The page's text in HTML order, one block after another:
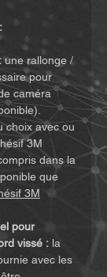
une rallonge /
pour
caméra
choix avec ou
3M
dans la
que
3M
pour
vissé : la
avec les